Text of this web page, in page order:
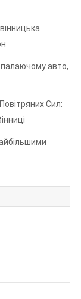
палаючому авто,
Сил: